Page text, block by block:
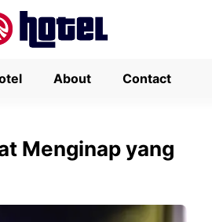
About Contact
Menginap yang